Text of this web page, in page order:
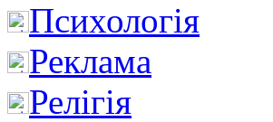
Психологія
Реклама
Релігія